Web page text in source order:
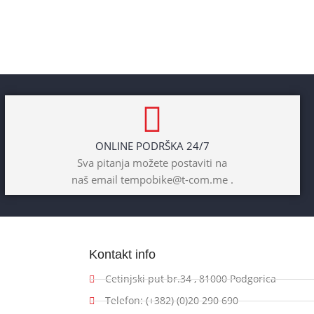
ONLINE PODRŠKA 24/7
Sva pitanja možete postaviti na
naš email tempobike@t-com.me .
Kontakt info
Cetinjski put br.34 , 81000 Podgorica
Telefon: (+382) (0)20 290 690